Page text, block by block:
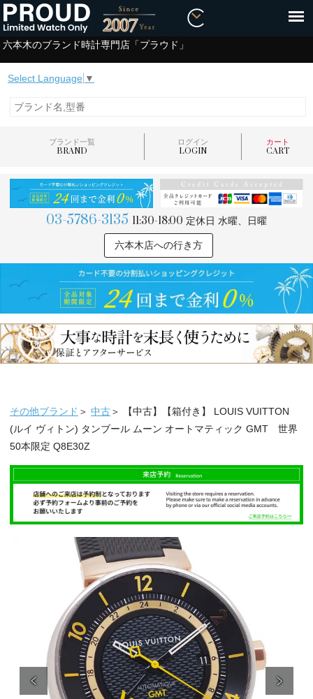
六本木のブランド時計専門店「プラウド」
Select Language ▼
ブランド一覧
BRAND
ログイン
LOGIN
カート
CART
03-5786-3135 11:30-18:00 定休日 水曜、日曜
六本木店への行き方
その他ブランド ＞ 中古＞ 【中古】【箱付き】 LOUIS VUITTON
(ルイ ヴィトン) タンブール ムーン オートマティック GMT 世界
50本限定 Q8E30Z